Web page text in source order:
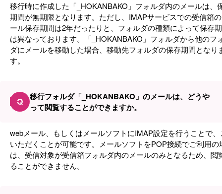
移行時に作成した「_HOKANBAKO」フォルダ内のメールは、
期間が無期限となります。ただし、IMAPサービスでの受信箱
ール保存期間は2年だったりと、フォルダの種類によって保存
は異なっております。「_HOKANBAKO」フォルダから他のフ
ダにメールを移動した場合、移動先フォルダの保存期間となり
す。
Q
移行フォルダ「_HOKANBAKO」のメールは、どうや
って閲覧することができますか。
webメール、もしくはメールソフトにIMAP設定を行うことで、
いただくことが可能です。メールソフトをPOP接続でご利用の
は、受信対象が受信箱フォルダ内のメールのみとなるため、閲
ることができません。